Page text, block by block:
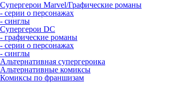
Супергерои Marvel/Графические романы
- серии о персонажах
- синглы
Супергерои DC
- графические романы
- серии о персонажах
- синглы
Альтернативная супергероика
Альтернативные комиксы
Комиксы по франшизам